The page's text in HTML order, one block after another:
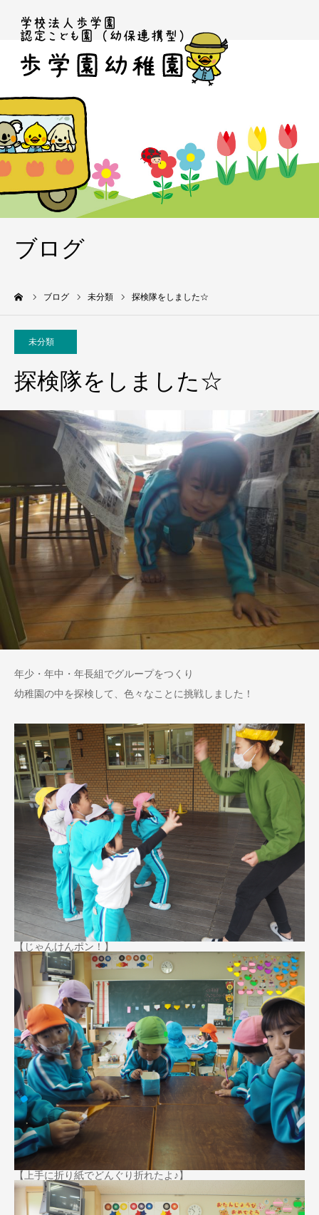
ブログ
ブログ 未分類 探検隊をしました☆
未分類
探検隊をしました☆
年少・年中・年長組でグループをつくり
幼稚園の中を探検して、色々なことに挑戦しました！
【じゃんけんポン！】
【上手に折り紙でどんぐり折れたよ♪】